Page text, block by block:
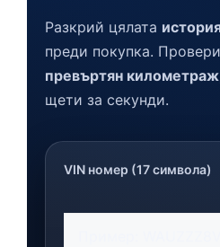
Разкрий цялата
преди покупка.
превъртян
щети за секунди.
VIN номер (17 символа)